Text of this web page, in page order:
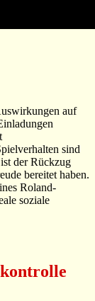
auf
sind
der Rückzug
bereitet haben.
Roland-
soziale